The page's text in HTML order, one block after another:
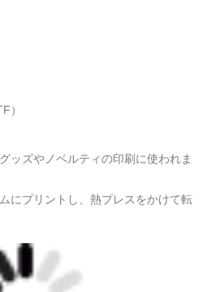
グ>
イン画集:BEST版>
風 猛 -リリカゼタケル
d/1pxD3g4
ズカタログ
Version.>
-リリカゼタケル
d/fxD6D5U
）
ッズやノベルティの印刷に使われま
にプリントし、熱プレスをかけて転